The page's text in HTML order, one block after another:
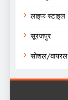
लाइफ स्टाइल
सूरजपुर
सोशल/वायरल